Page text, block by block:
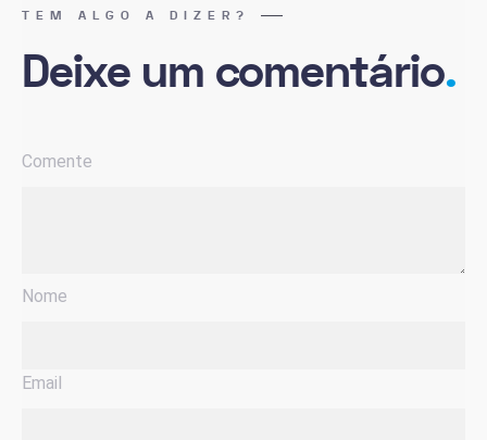
TEM ALGO A DIZER?
Deixe um comentário.
Comente
Nome
Email